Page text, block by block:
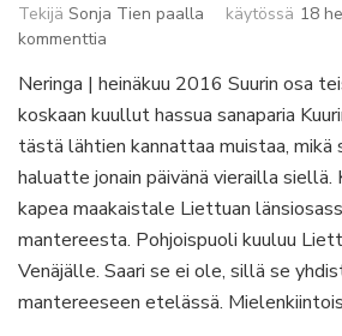
Tekijä Sonja Tien paalla käytössä 18
kommenttia
kynnäs
on
nimi,
kannattaa
painaa
mieleen
Neringa | heinäkuu 2016 Suurin osa
koskaan kuullut hassua sanaparia
tästä lähtien kannattaa muistaa, mikä
haluatte jonain päivänä vierailla siellä.
kapea maakaistale Liettuan
mantereesta. Pohjoispuoli kuuluu
Venäjälle. Saari se ei ole, sillä se
mantereeseen etelässä.